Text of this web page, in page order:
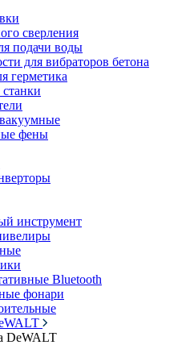
сверления
подачи воды
для вибраторов бетона
герметика
фены
инструмент
Bluetooth
фонари
DeWALT